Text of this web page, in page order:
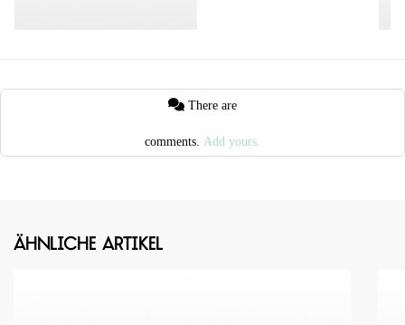
comments. Add yours.
Ähnliche Artikel